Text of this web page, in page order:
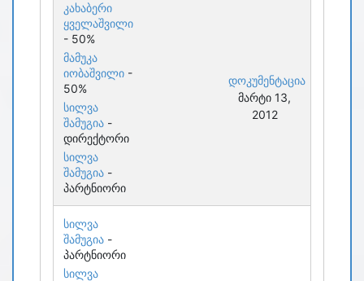
კახაბერი
ყველაშვილი
- 50%
მამუკა
იობაშვილი -
50%
სილვა
შამუგია -
დირექტორი
სილვა
შამუგია -
პარტნიორი
დოკუმენტაცია
მარტი 13,
2012
სილვა
შამუგია -
პარტნიორი
სილვა